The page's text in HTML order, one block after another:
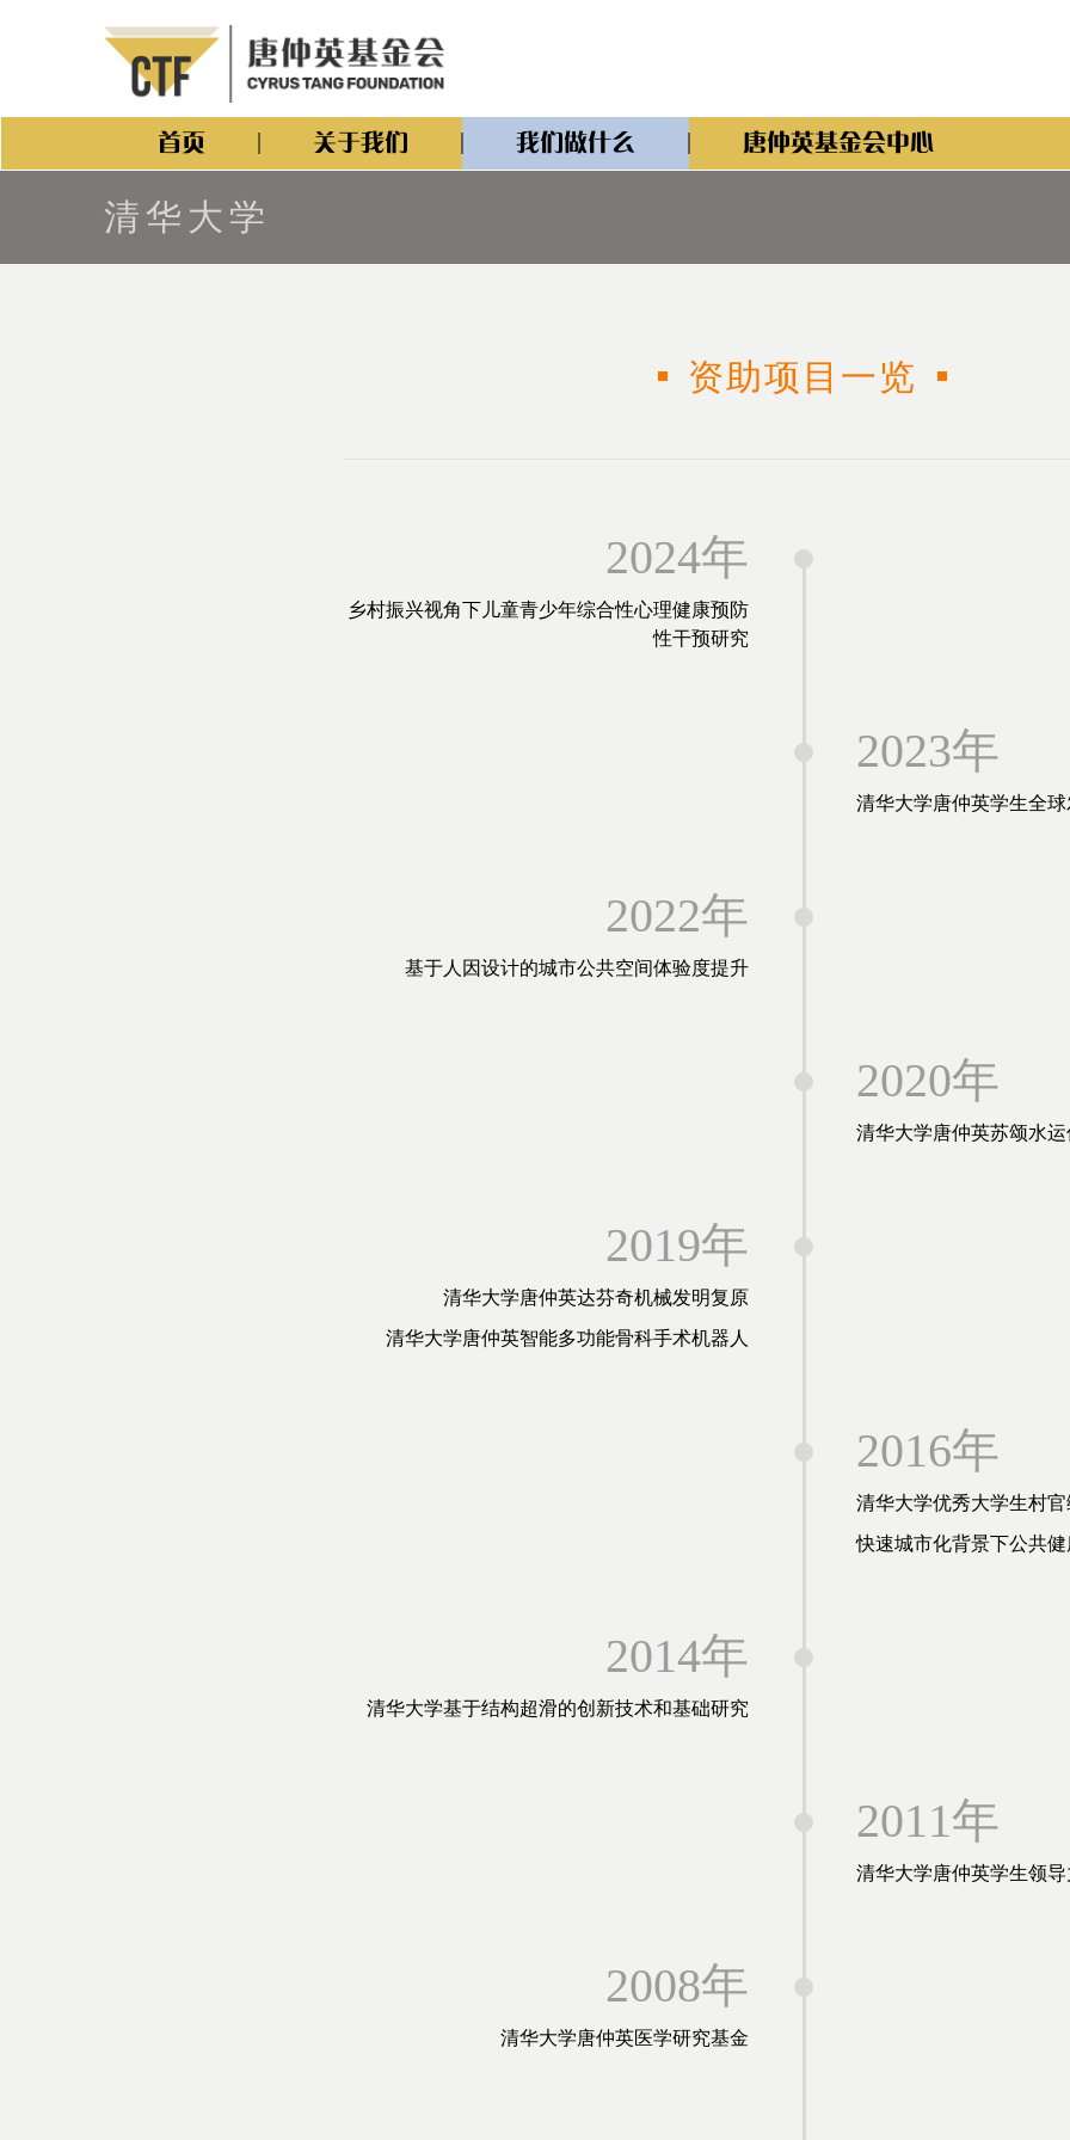
首页 关于我们 我们做什么 唐仲英基金会中心
清华大学
资助项目一览
2024年
乡村振兴视角下儿童青少年综合性心理健康预防
性干预研究
2023年
清华大学唐仲英学生全
2022年
基于人因设计的城市公共空间体验度提升
2020年
清华大学唐仲英苏颂水
2019年
清华大学唐仲英达芬奇机械发明复原
清华大学唐仲英智能多功能骨科手术机器人
2016年
清华大学优秀大学生村
快速城市化背景下公共
2014年
清华大学基于结构超滑的创新技术和基础研究
2011年
清华大学唐仲英学生领
2008年
清华大学唐仲英医学研究基金